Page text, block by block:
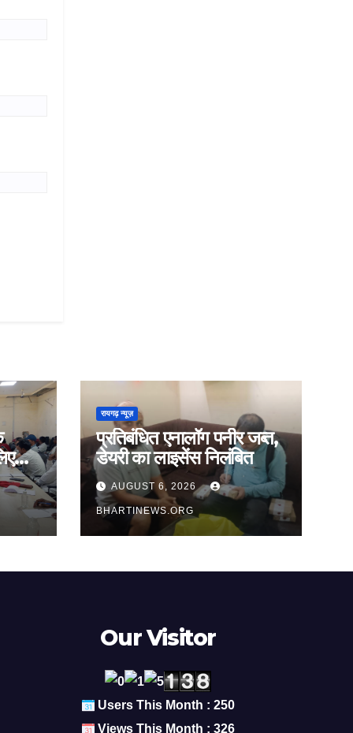
रायगढ़ न्यूज़
प्रतिबंधित एनालॉग पनीर जब्त,
डेयरी का लाइसेंस निलंबित
AUGUST 6, 2026
BHARTINEWS.ORG
Our Visitor
Users This Month : 250
Views This Month : 326